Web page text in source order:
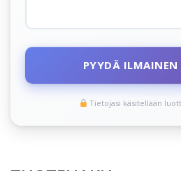
PYYDÄ ILMAINEN
Tietojasi käsitellään